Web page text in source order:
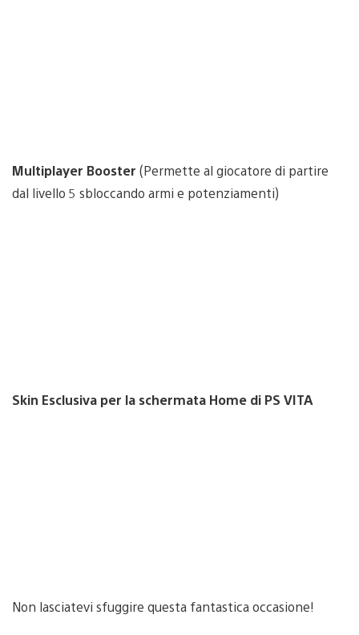
Multiplayer Booster (Permette al giocatore di partire
dal livello 5 sbloccando armi e potenziamenti)
Skin Esclusiva per la schermata Home di PS VITA
Non lasciatevi sfuggire questa fantastica occasione!